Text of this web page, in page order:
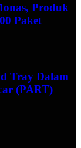
Produk
Paket
Tray Dalam
(PART)